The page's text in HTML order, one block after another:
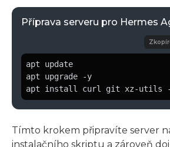
Příprava serveru pro Hermes
apt update
apt upgrade -y
apt install curl git xz-utils
Tímto krokem připravíte server
instalačního skriptu a zároveň